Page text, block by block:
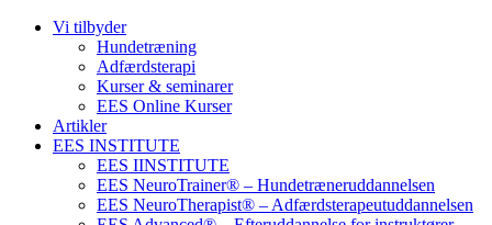
Vi tilbyder
Hundetræning
Adfærdsterapi
Kurser & seminarer
EES Online Kurser
Artikler
EES INSTITUTE
EES IINSTITUTE
EES NeuroTrainer® – Hundetræneruddannelsen
EES NeuroTherapist® – Adfærdsterapeutuddannelsen